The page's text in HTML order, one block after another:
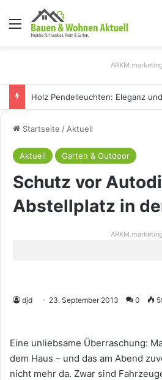
Menü
ARKM.marketing
Startseite / Aktuell
Aktuell Garten & Outdoor
Schutz vor
Abstellplatz in
ARKM.marketing
djd 23. September 2013 0
Eine unliebsame Überraschung:
dem Haus – und das am Abend
nicht mehr da. Zwar sind